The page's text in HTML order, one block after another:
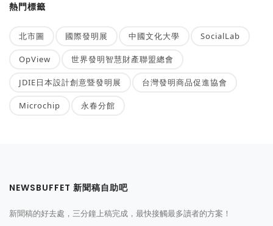
熱門標籤
北市圖 國際發明展 中國文化大學 SocialLab
OpView 世界發明智慧財產聯盟總會
JDIE日本設計創意暨發明展 台灣發明商品促進協會
Microchip 永春分館
NEWSBUFFET 新聞稿自助吧
新聞稿的好去處，三分鐘上稿完成，最快接觸最多讀者的方案！